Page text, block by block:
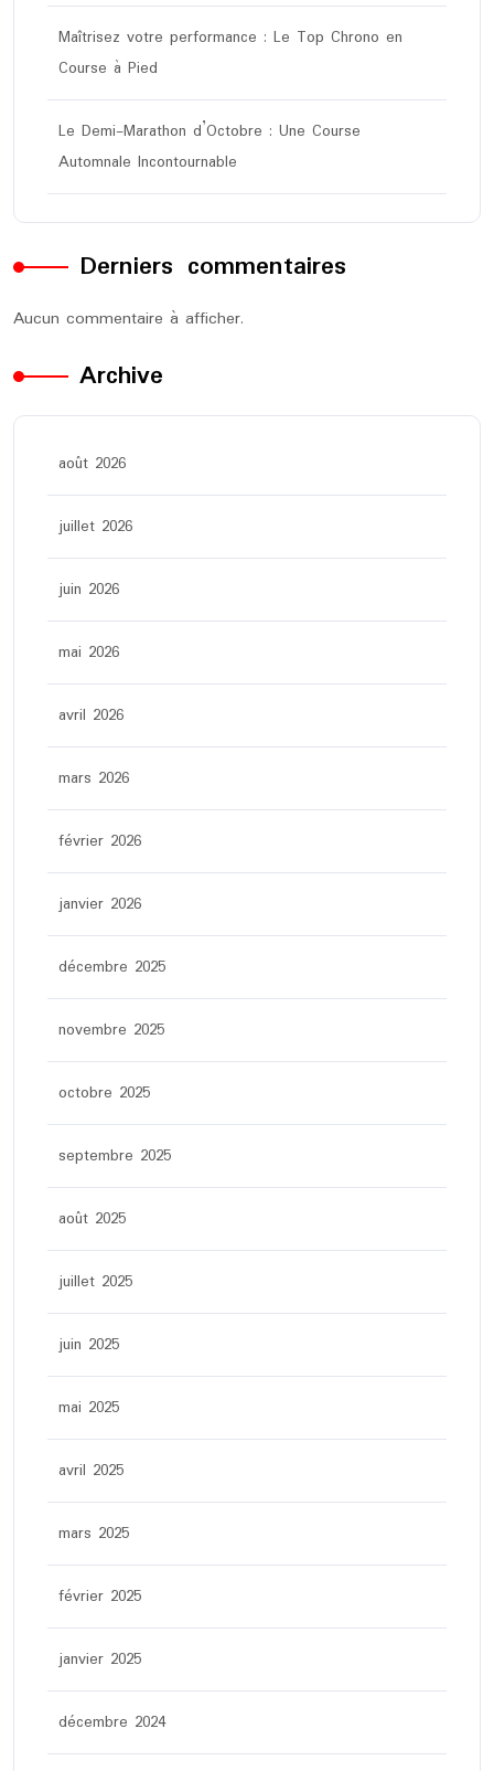
Maîtrisez votre performance : Le Top Chrono en
Course à Pied
Le Demi-Marathon d’Octobre : Une Course
Automnale Incontournable
Derniers commentaires
Aucun commentaire à afficher.
Archive
août 2026
juillet 2026
juin 2026
mai 2026
avril 2026
mars 2026
février 2026
janvier 2026
décembre 2025
novembre 2025
octobre 2025
septembre 2025
août 2025
juillet 2025
juin 2025
mai 2025
avril 2025
mars 2025
février 2025
janvier 2025
décembre 2024